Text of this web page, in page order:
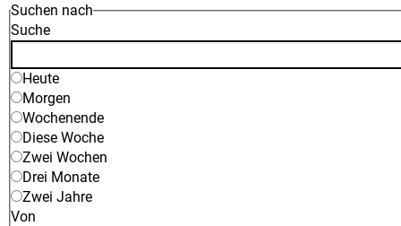
Suchen nach
Suche
Heute
Morgen
Wochenende
Diese Woche
Zwei Wochen
Drei Monate
Zwei Jahre
Von